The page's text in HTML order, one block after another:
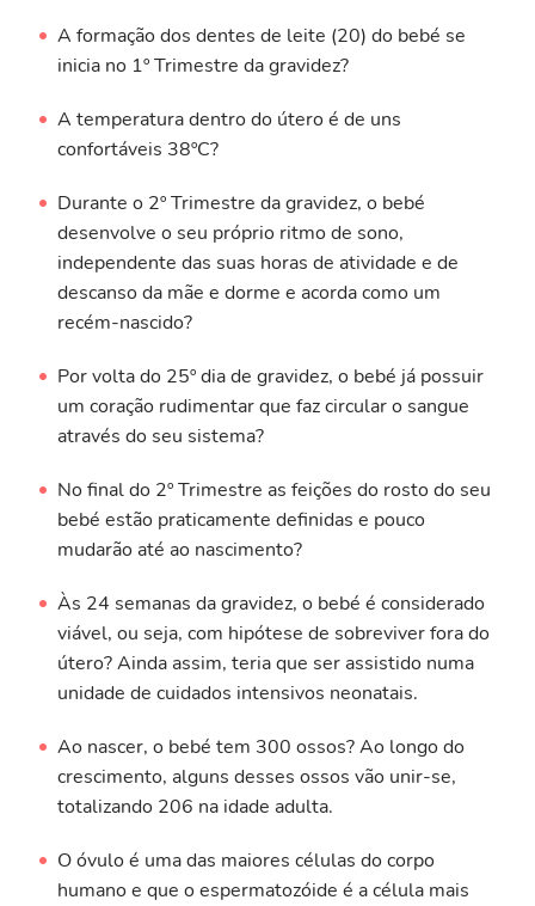
A formação dos dentes de leite (20) do bebé se
inicia no 1º Trimestre da gravidez?
A temperatura dentro do útero é de uns
confortáveis 38ºC?
Durante o 2º Trimestre da gravidez, o bebé
desenvolve o seu próprio ritmo de sono,
independente das suas horas de atividade e de
descanso da mãe e dorme e acorda como um
recém-nascido?
Por volta do 25º dia de gravidez, o bebé já possuir
um coração rudimentar que faz circular o sangue
através do seu sistema?
No final do 2º Trimestre as feições do rosto do seu
bebé estão praticamente definidas e pouco
mudarão até ao nascimento?
Às 24 semanas da gravidez, o bebé é considerado
viável, ou seja, com hipótese de sobreviver fora do
útero? Ainda assim, teria que ser assistido numa
unidade de cuidados intensivos neonatais.
Ao nascer, o bebé tem 300 ossos? Ao longo do
crescimento, alguns desses ossos vão unir-se,
totalizando 206 na idade adulta.
O óvulo é uma das maiores células do corpo
humano e que o espermatozóide é a célula mais